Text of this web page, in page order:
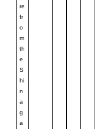
re
fr
o
m
th
e
S
hi
n
a
g
a